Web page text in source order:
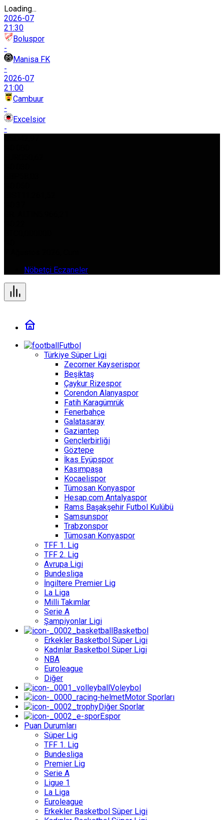
Loading...
2026-07
21:30
Boluspor
-
Manisa FK
-
2026-07
21:00
Cambuur
-
Excelsior
-
Nöbetçi Eczaneler
Futbol
Türkiye Süper Ligi
Zecorner Kayserispor
Beşiktaş
Çaykur Rizespor
Corendon Alanyaspor
Fatih Karagümrük
Fenerbahçe
Galatasaray
Gaziantep
Gençlerbirliği
Göztepe
İkas Eyüpspor
Kasımpaşa
Kocaelispor
Tümosan Konyaspor
Hesap.com Antalyaspor
Rams Başakşehir Futbol Kulübü
Samsunspor
Trabzonspor
Tümosan Konyaspor
TFF 1. Lig
TFF 2. Lig
Avrupa Ligi
Bundesliga
İngiltere Premier Lig
La Liga
Milli Takımlar
Serie A
Şampiyonlar Ligi
Basketbol
Erkekler Basketbol Süper Ligi
Kadınlar Basketbol Süper Ligi
NBA
Euroleague
Diğer
Voleybol
Motor Sporları
Diğer Sporlar
Espor
Puan Durumları
Süper Lig
TFF 1. Lig
Bundesliga
Premier Lig
Serie A
Ligue 1
La Liga
Euroleague
Erkekler Basketbol Süper Ligi